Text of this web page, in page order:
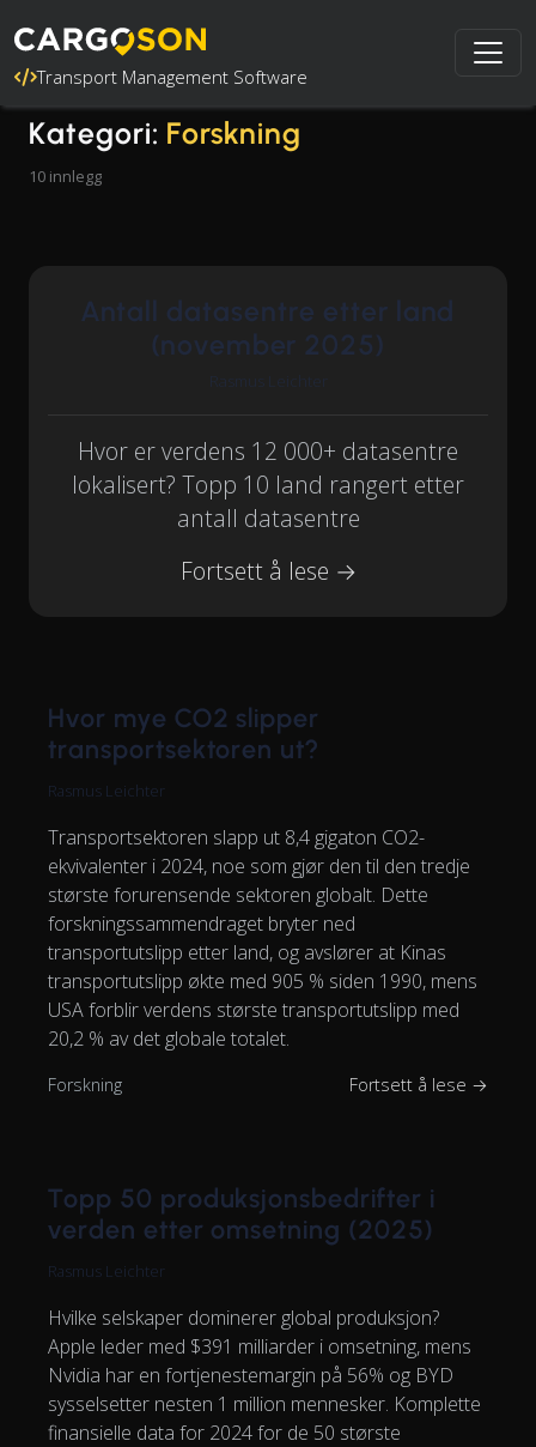
Transport Management Software
Kategori: Forskning
10 innlegg
Antall datasentre etter land
(november 2025)
Rasmus Leichter
Hvor er verdens 12 000+ datasentre
lokalisert? Topp 10 land rangert etter
antall datasentre
Fortsett å lese →
Hvor mye CO2 slipper
transportsektoren ut?
Rasmus Leichter
Transportsektoren slapp ut 8,4 gigaton CO2-
ekvivalenter i 2024, noe som gjør den til den tredje
største forurensende sektoren globalt. Dette
forskningssammendraget bryter ned
transportutslipp etter land, og avslører at Kinas
transportutslipp økte med 905 % siden 1990, mens
USA forblir verdens største transportutslipp med
20,2 % av det globale totalet.
Forskning Fortsett å lese →
Topp 50 produksjonsbedrifter i
verden etter omsetning (2025)
Rasmus Leichter
Hvilke selskaper dominerer global produksjon?
Apple leder med $391 milliarder i omsetning, mens
Nvidia har en fortjenestemargin på 56% og BYD
sysselsetter nesten 1 million mennesker. Komplette
finansielle data for 2024 for de 50 største